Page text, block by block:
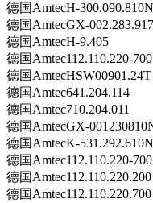
德国AmtecH-
德国AmtecGX-
德国AmtecH-9.405
德国Amtec112.110.220-700
德国AmtecHSW00901.24T
德国Amtec641.204.114
德国Amtec710.204.011
德国AmtecGX-
德国AmtecK-531.292.610N
德国Amtec112.110.220-700
德国Amtec112.110.220.200
德国Amtec112.110.220.700